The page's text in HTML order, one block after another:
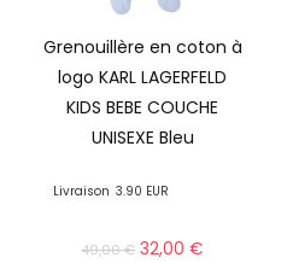
Grenouillère en coton à
logo KARL LAGERFELD
KIDS BEBE COUCHE
UNISEXE Bleu
Livraison 3.90 EUR
49,00€ 32,00€